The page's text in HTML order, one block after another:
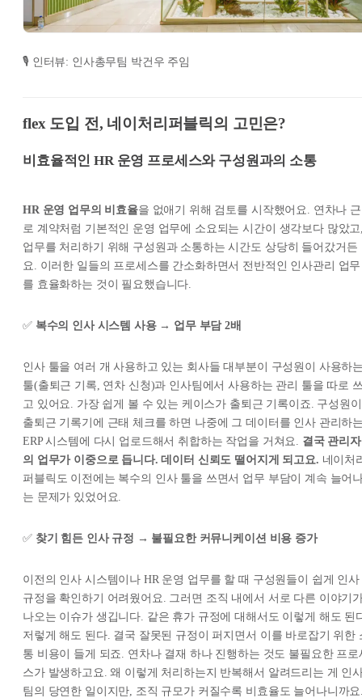
🎙️ 인터뷰: 인사총무팀 박건우 주임
flex 도입 전, 네이처리퍼블릭의 고민은?
비효율적인 HR 운영 프로세스와 구성원과의 소통
HR 운영 업무의 비효율을 없애기 위해 검토를 시작했어요. 연차나 근
로 계약처럼 기본적인 운영 업무에 소요되는 시간이 생각보다 많았
업무를 처리하기 위해 구성원과 소통하는 시간도 상당히 들어갔거든
요. 이러한 일들의 프로세스를 간소화하면서 전반적인 인사관리 업무
를 효율화하는 것이 필요했습니다.
✅ 복수의 인사 시스템 사용 → 업무 부담 2배
인사 툴을 여러 개 사용하고 있는 회사들 대부분이 구성원이 사용하
툴(출퇴근 기록, 연차 신청)과 인사팀에서 사용하는 관리 툴을 따로
고 있어요. 가장 쉽게 볼 수 있는 케이스가 출퇴근 기록이죠. 구성원이
출퇴근 기록기에 근태 체크를 하면 나중에 그 데이터를 인사 관리하
ERP 시스템에 다시 업로드해서 취합하는 작업을 거쳐요. 결국 관리자
의 업무가 이중으로 듭니다. 데이터 신뢰도 떨어지게 되고요. 네이처
퍼블릭도 이전에는 복수의 인사 툴을 쓰면서 업무 부담이 계속 늘어
는 문제가 있었어요.
✅ 찾기 힘든 인사 규정 → 불필요한 커뮤니케이션 비용 증가
이전의 인사 시스템이나 HR 운영 업무를 할 때 구성원들이 쉽게 인사
규정을 확인하기 어려웠어요. 그러면 조직 내에서 서로 다른 이야기
나오는 이슈가 생깁니다. 같은 휴가 규정에 대해서도 이렇게 해도 된
저렇게 해도 된다. 결국 잘못된 규정이 퍼지면서 이를 바로잡기 위한
통 비용이 들게 되죠. 연차나 결재 하나 진행하는 것도 불필요한 프로
스가 발생하고요. 왜 이렇게 처리하는지 반복해서 알려드리는 게 인
팀의 당연한 일이지만, 조직 규모가 커질수록 비효율도 늘어나니까